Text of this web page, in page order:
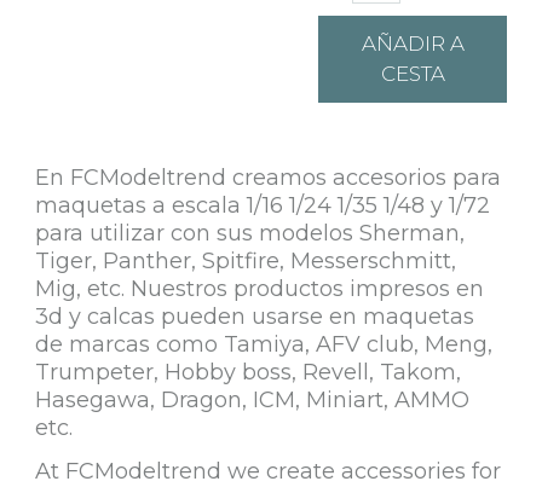
AÑADIR A
CESTA
En FCModeltrend creamos accesorios para
maquetas a escala 1/16 1/24 1/35 1/48 y 1/72
para utilizar con sus modelos Sherman,
Tiger, Panther, Spitfire, Messerschmitt,
Mig, etc. Nuestros productos impresos en
3d y calcas pueden usarse en maquetas
de marcas como Tamiya, AFV club, Meng,
Trumpeter, Hobby boss, Revell, Takom,
Hasegawa, Dragon, ICM, Miniart, AMMO
etc.
At FCModeltrend we create accessories for